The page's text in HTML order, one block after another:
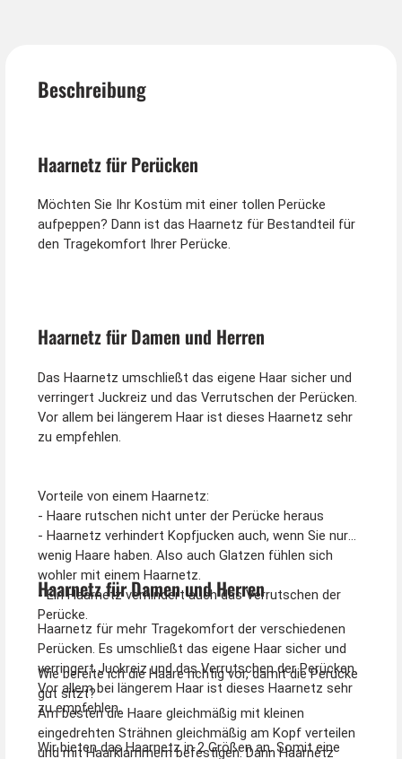
Beschreibung
Haarnetz für Perücken
Möchten Sie Ihr Kostüm mit einer tollen Perücke
aufpeppen? Dann ist das Haarnetz für Bestandteil für
den Tragekomfort Ihrer Perücke.
Haarnetz für Damen und Herren
Das Haarnetz umschließt das eigene Haar sicher und
verringert Juckreiz und das Verrutschen der Perücken.
Vor allem bei längerem Haar ist dieses Haarnetz sehr
zu empfehlen.
Vorteile von einem Haarnetz:
- Haare rutschen nicht unter der Perücke heraus
- Haarnetz verhindert Kopfjucken auch, wenn Sie nur
wenig Haare haben. Also auch Glatzen fühlen sich
wohler mit einem Haarnetz.
- Ein Haarnetz verhindert auch das Verrutschen der
Perücke.
Wie bereite ich die Haare richtig vor, damit die Perücke
gut sitzt?
Am besten die Haare gleichmäßig mit kleinen
eingedrehten Strähnen gleichmäßig am Kopf verteilen
und mit Haarklammern befestigen. Dann Haarnetz
Haarnetz für Damen und Herren
Haarnetz für mehr Tragekomfort der verschiedenen
Perücken. Es umschließt das eigene Haar sicher und
verringert Juckreiz und das Verrutschen der Perücken.
Vor allem bei längerem Haar ist dieses Haarnetz sehr
zu empfehlen.
Wir bieten das Haarnetz in 2 Größen an. Somit eine